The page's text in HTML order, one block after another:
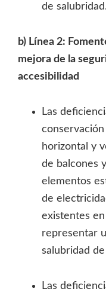
de
b) Línea 2:
mejora de la
accesibilidad
Las
horizontal y
de balcones
elementos
de
existentes
representar
salubridad
Las